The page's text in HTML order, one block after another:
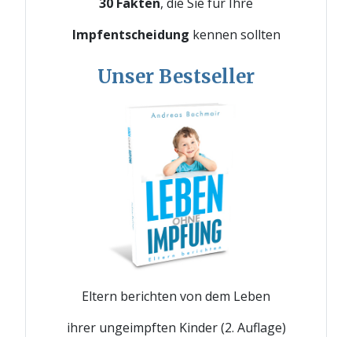
Impfentscheidung kennen sollten
Unser Bestseller
Eltern berichten von dem Leben
ihrer ungeimpften Kinder (2. Auflage)